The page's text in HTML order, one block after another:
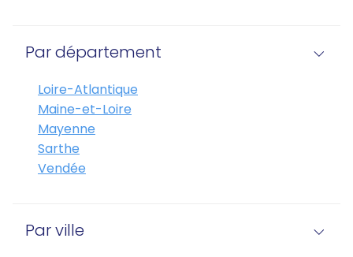
Par département
Loire-Atlantique
Maine-et-Loire
Mayenne
Sarthe
Vendée
Par ville